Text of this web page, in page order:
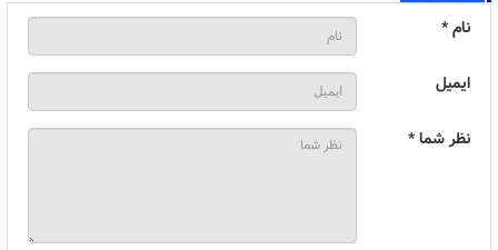
نام *
ایمیل
نظر شما *